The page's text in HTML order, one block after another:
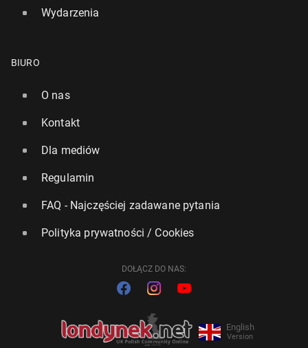
Wydarzenia
BIURO
O nas
Kontakt
Dla mediów
Regulamin
FAQ - Najczęściej zadawane pytania
Polityka prywatności / Cookies
DOŁĄCZ DO NAS:
English
Version